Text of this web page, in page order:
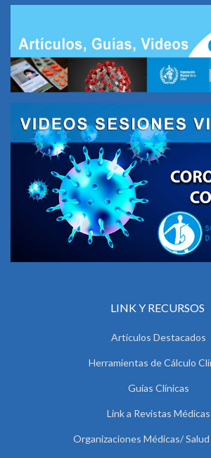
LINK Y RECURSOS
Artículos Destacados
Herramientas de Cálculo
Guías Clínicas
Link a Revistas Médicas
Organizaciones Médicas/ Salud